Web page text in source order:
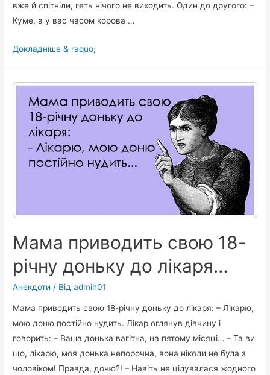
вже й спітніли, геть нічого не виходить. Один до другого: –
Куме, а у вас часом корова …
Вирішили
привели
бика.
Тільки
пробує
Докладніше & raquo;
Мама приводить свою 18-
річну доньку до лікаря…
Анекдоти / Відadmin01
Мама приводить свою 18-річну доньку до лікаря: – Лікарю,
мою доню постійно нудить. Лікар оглянув дівчину і
говорить: – Ваша донька вагітна, на пятому місяці… – Та ви
що, лікарю, моя донька непорочна, вона ніколи не була з
чоловіком! Правда, доню?! – Навіть не цілувалася жодного